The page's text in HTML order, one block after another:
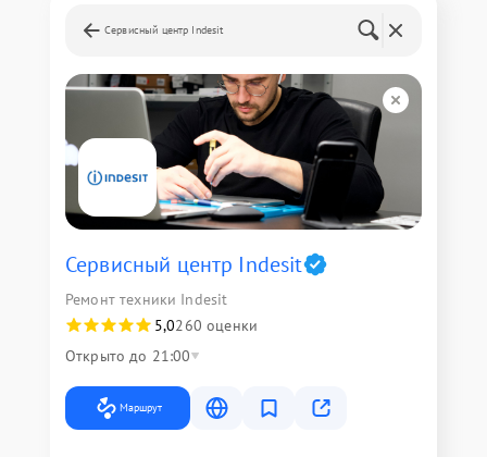
Сервисный центр Indesit
Сервисный центр Indesit
Ремонт техники Indesit
5,0260 оценки
Открыто до 21:00
Маршрут